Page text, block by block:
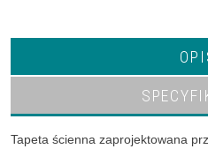
Tapeta ścienna zaprojektowana